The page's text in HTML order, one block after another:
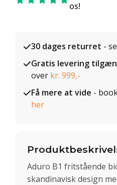
os!
30 dages returret -
Gratis levering
over kr. 999,-
Få mere at vide -
her
Aduro B1 fritstående
skandinavisk design